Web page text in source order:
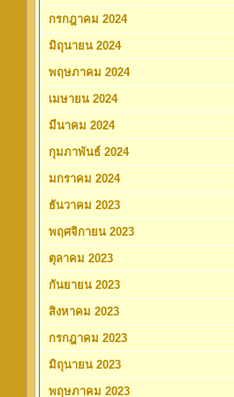
กรกฎาคม 2024
มิถุนายน 2024
พฤษภาคม 2024
เมษายน 2024
มีนาคม 2024
กุมภาพันธ์ 2024
มกราคม 2024
ธันวาคม 2023
พฤศจิกายน 2023
ตุลาคม 2023
กันยายน 2023
สิงหาคม 2023
กรกฎาคม 2023
มิถุนายน 2023
พฤษภาคม 2023